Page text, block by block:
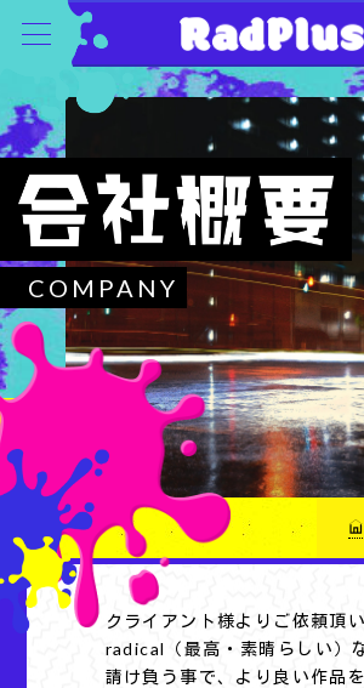
COMPANY
クライアント様よりご依頼頂
radical（最高・素晴らしい）
請け負う事で、より良い作品